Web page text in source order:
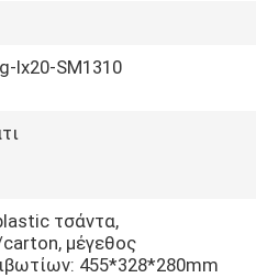
lx20-SM1310
τσάντα,
μέγεθος
455*328*280mm